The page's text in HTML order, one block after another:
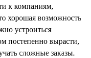
к компаниям,
хорошая возможность
устроиться
постепенно вырасти,
сложные заказы.